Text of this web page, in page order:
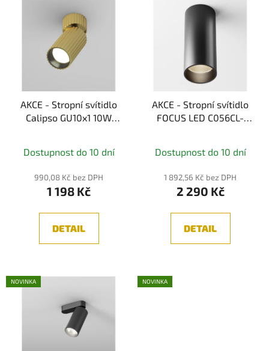
AKCE - Stropní svítidlo
Calipso GU10x1 10W
Dostupnost do 10 dní
990,08 Kč bez DPH
1 198 Kč
DETAIL
AKCE - Stropní svítidlo
FOCUS LED C056CL-
Dostupnost do 10 dní
1 892,56 Kč bez DPH
2 290 Kč
DETAIL
NOVINKA NOVINKA